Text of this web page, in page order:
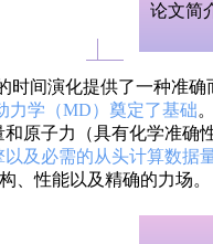
论文简
间演化提供了一种准
力学（MD）奠定了基础
原子力（具有化学准确性
及必需的从头计算数据
、性能以及精确的力场。